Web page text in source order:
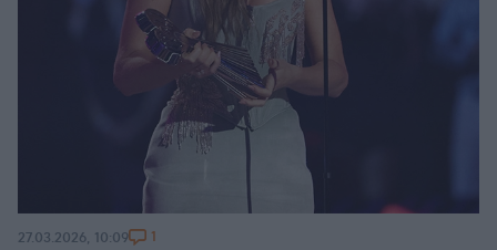
27.03.2026, 10:09 1